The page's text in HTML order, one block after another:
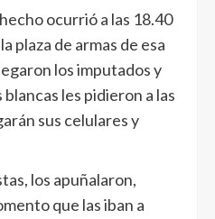
ocurrió a las 18.40
plaza de armas de esa
los imputados y
les pidieron a las
sus celulares y
los apuñalaron,
que las iban a